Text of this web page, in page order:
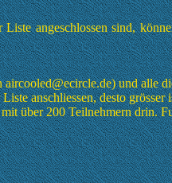
angeschlossen sind,
und alle
anschliessen, desto
über 200 Teilnehmern drin.